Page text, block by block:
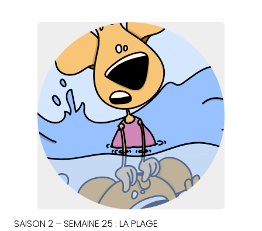
SAISON 2 – SEMAINE 25 : LA PLAGE